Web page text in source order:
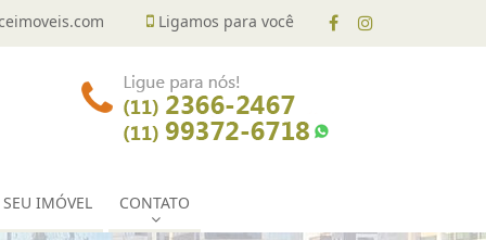
Ligamos para você
SEU IMÓVEL CONTATO